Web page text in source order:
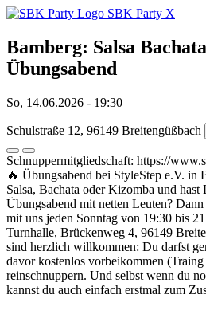
SBK Party X
Bamberg: Salsa
Übungsabend
So, 14.06.2026 - 19:30
Schulstraße 12, 96149 Breitengüßbach
Schnuppermitgliedschaft: https://
🔥 Übungsabend bei StyleStep e.V. in
Salsa, Bachata oder Kizomba und hast
Übungsabend mit netten Leuten?
mit uns jeden Sonntag von 19:30 bis
Turnhalle, Brückenweg 4, 96149
sind herzlich willkommen: Du darfst
davor kostenlos vorbeikommen
reinschnuppern. Und selbst wenn du
kannst du auch einfach erstmal zum